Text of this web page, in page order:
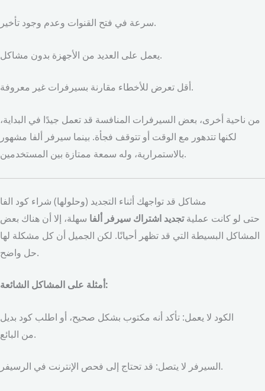
سرعة في فتح القنوات وعدم وجود تأخير.
يعمل على العديد من الأجهزة بدون مشاكل.
أقل تعرض للأخطاء مقارنة بسيرفرات غير معروفة.
من ناحية أخرى، بعض السيرفرات المنافسة قد تعمل جيدًا في البداية،
لكنها تتدهور مع الوقت أو تتوقف فجأة. بينما سيرفر ألفا مشهور
بالاستمرارية، وله سمعة ممتازة بين المستخدمين.
مشاكل قد تواجهك أثناء التجديد (وحلولها) شراء كود الفا
حتى لو كانت عمليةتجديد اشتراك سيرفر ألفا سهلة، إلا أن هناك بعض
المشاكل البسيطة التي قد تظهر أحيانًا. لكن الجميل أن كل مشكلة لها
حل واضح.
أمثلة على المشاكل الشائعة:
الكود لا يعمل: تأكد أنه مكتوب بشكل صحيح، أو اطلب كود بديل
من البائع.
السيرفر لا يتصل: قد تحتاج إلى فحص الإنترنت في الرسيفر.